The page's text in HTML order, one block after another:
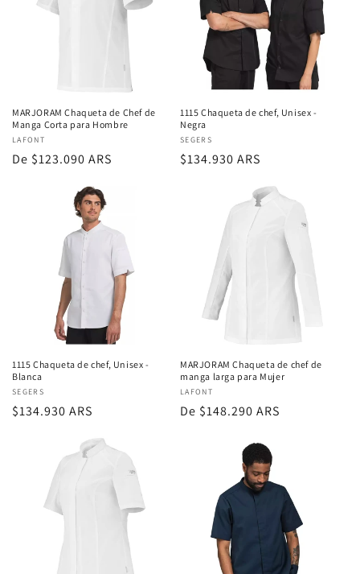
MARJORAM Chaqueta de Chef de
Manga Corta para Hombre
Proveedor:
LAFONT
Precio
De $123.090 ARS
1115 Chaqueta de chef, Unisex -
Negra
Proveedor:
SEGERS
Precio
$134.930 ARS
1115 Chaqueta de chef, Unisex -
Blanca
Proveedor:
SEGERS
Precio
$134.930 ARS
MARJORAM Chaqueta de chef de
manga larga para Mujer
Proveedor:
LAFONT
Precio
De $148.290 ARS